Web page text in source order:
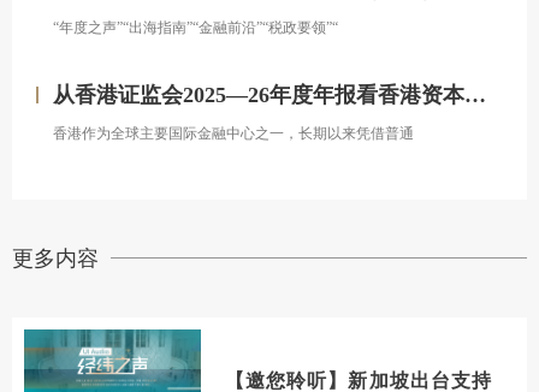
“年度之声”“出海指南”“金融前沿”“税政要领”“
从香港证监会2025—26年度年报看香港资本市场发展的新方向
香港作为全球主要国际金融中心之一，长期以来凭借普通
更多内容
【邀您聆听】新加坡出台支持